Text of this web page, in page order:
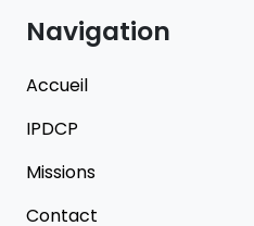
Navigation
Accueil
IPDCP
Missions
Contact